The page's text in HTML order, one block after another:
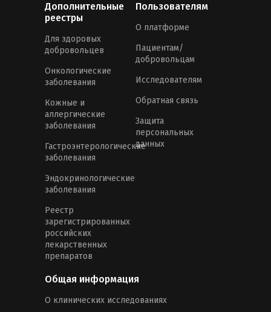
Дополнительные
реестры
Для здоровых
добровольцев
Онкологические
заболевания
Кожные и
аллергические
заболевания
Гастроэнтерологические
заболевания
Эндокринологические
заболевания
Реестр
зарегистрированных
российских
лекарственных
препаратов
Пользователям
О платформе
Пациентам/
добровольцам
Исследователям
Обратная связь
Защита
персональных
данных
Общая информация
О клинических исследованиях